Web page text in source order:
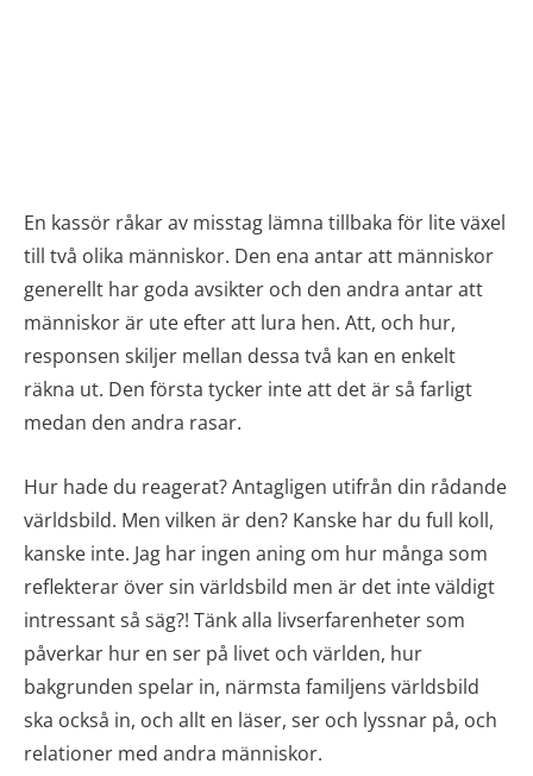
En kassör råkar av misstag lämna tillbaka för lite växel
till två olika människor. Den ena antar att människor
generellt har goda avsikter och den andra antar att
människor är ute efter att lura hen. Att, och hur,
responsen skiljer mellan dessa två kan en enkelt
räkna ut. Den första tycker inte att det är så farligt
medan den andra rasar.
Hur hade du reagerat? Antagligen utifrån din rådande
världsbild. Men vilken är den? Kanske har du full koll,
kanske inte. Jag har ingen aning om hur många som
reflekterar över sin världsbild men är det inte väldigt
intressant så säg?! Tänk alla livserfarenheter som
påverkar hur en ser på livet och världen, hur
bakgrunden spelar in, närmsta familjens världsbild
ska också in, och allt en läser, ser och lyssnar på, och
relationer med andra människor.